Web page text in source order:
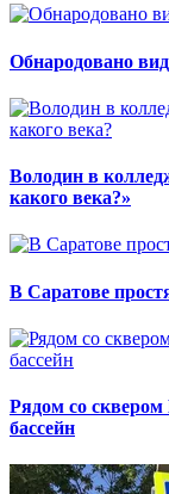
Обнародовано
Володин в
какого века?»
В Саратове
Рядом со
бассейн